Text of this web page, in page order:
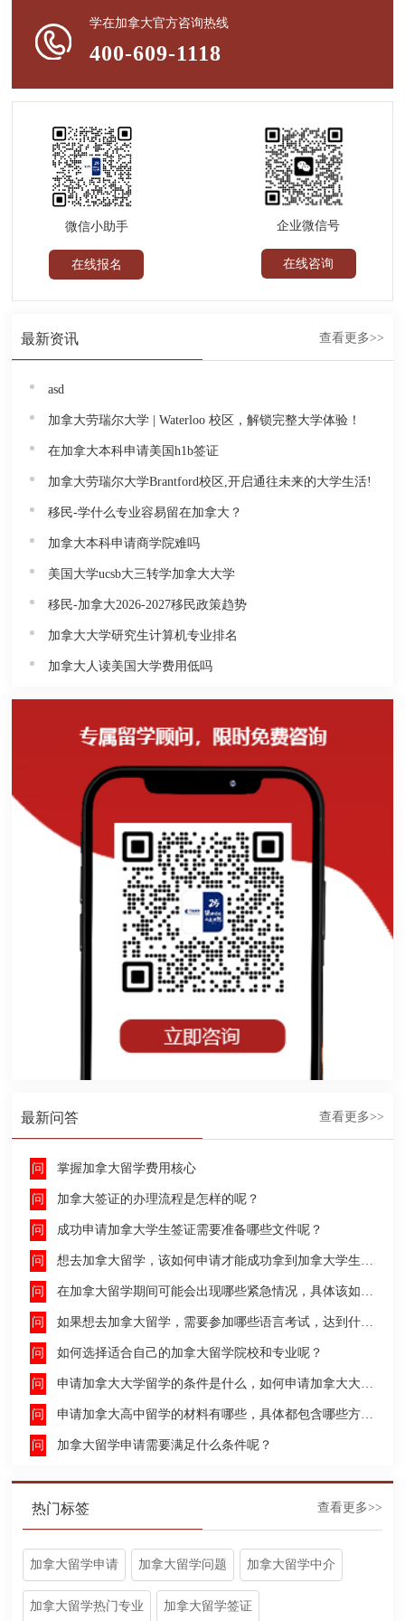
学在加拿大官方咨询热线
400-609-1118
微信小助手
在线报名
企业微信号
在线咨询
最新资讯 查看更多>>
asd
加拿大劳瑞尔大学 | Waterloo 校区，解锁完整大学体验！
在加拿大本科申请美国h1b签证
加拿大劳瑞尔大学Brantford校区,开启通往未来的大学生活!
移民-学什么专业容易留在加拿大？
加拿大本科申请商学院难吗
美国大学ucsb大三转学加拿大大学
移民-加拿大2026-2027移民政策趋势
加拿大大学研究生计算机专业排名
加拿大人读美国大学费用低吗
最新问答 查看更多>>
掌握加拿大留学费用核心
加拿大签证的办理流程是怎样的呢？
成功申请加拿大学生签证需要准备哪些文件呢？
想去加拿大留学，该如何申请才能成功拿到加拿大学生签证呢？
在加拿大留学期间可能会出现哪些紧急情况，具体该如何去处理这些紧急情况呢？
如果想去加拿大留学，需要参加哪些语言考试，达到什么水平才能申请呢？
如何选择适合自己的加拿大留学院校和专业呢？
申请加拿大大学留学的条件是什么，如何申请加拿大大学留学，留学的费用及签证申请流程是什么？
申请加拿大高中留学的材料有哪些，具体都包含哪些方面呢？
加拿大留学申请需要满足什么条件呢？
热门标签 查看更多>>
加拿大留学申请 加拿大留学问题 加拿大留学中介
加拿大留学热门专业 加拿大留学签证